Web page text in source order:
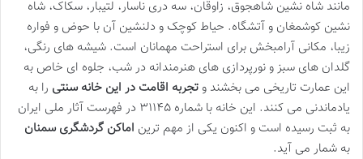
مانند شاه نشین شاهجوق، زاوقان، سه دری ناسار، لتیبار، سکاک، شاه
نشین کوشمغان و آتشگاه. حیاط کوچک و دلنشین آن با حوض و فواره
زیبا، مکانی آرامبخش برای استراحت مهمانان است. شیشه های رنگی،
گلدان های سبز و نورپردازی های هنرمندانه در شب، جلوه ای خاص به
این عمارت تاریخی می بخشند و تجربه اقامت در این خانه سنتی را به
یادماندنی می کنند. این خانه با شماره ۳۱۱۴۵ در فهرست آثار ملی ایران
به ثبت رسیده است و اکنون یکی از مهم ترین اماکن گردشگری سمنان
به شمار می آید.